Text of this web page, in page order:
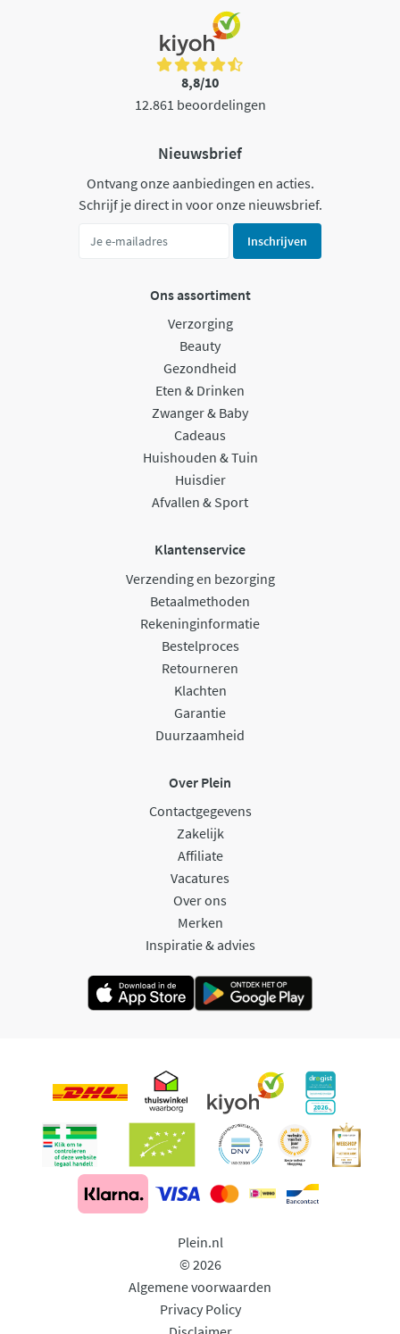
8,8/10
12.861 beoordelingen
Nieuwsbrief
Ontvang onze aanbiedingen en acties.
Schrijf je direct in voor onze nieuwsbrief.
Inschrijven
Ons assortiment
Verzorging
Beauty
Gezondheid
Eten & Drinken
Zwanger & Baby
Cadeaus
Huishouden & Tuin
Huisdier
Afvallen & Sport
Klantenservice
Verzending en bezorging
Betaalmethoden
Rekeninginformatie
Bestelproces
Retourneren
Klachten
Garantie
Duurzaamheid
Over Plein
Contactgegevens
Zakelijk
Affiliate
Vacatures
Over ons
Merken
Inspiratie & advies
Plein.nl
© 2026
Algemene voorwaarden
Privacy Policy